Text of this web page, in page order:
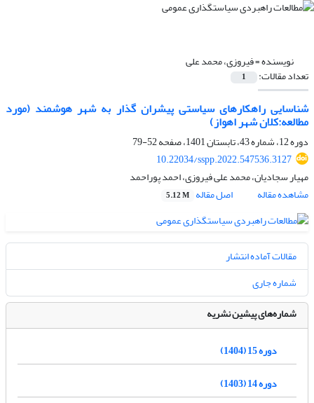
نویسنده =فیروزی، محمد علی
تعداد مقالات: 1
شناسایی راهکارهای سیاستی پیشران گذار به شهر هوشمند (مورد
مطالعه:کلان شهر اهواز)
دوره 12، شماره 43، تابستان 1401، صفحه
52-79
10.22034/sspp.2022.547536.3127
مهیار سجادیان، محمد علی فیروزی، احمد پوراحمد
مشاهده مقاله
اصل مقاله 5.12 M
مقالات آماده انتشار
شماره جاری
شماره‌های پیشین نشریه
دوره 15 (1404)
دوره 14 (1403)